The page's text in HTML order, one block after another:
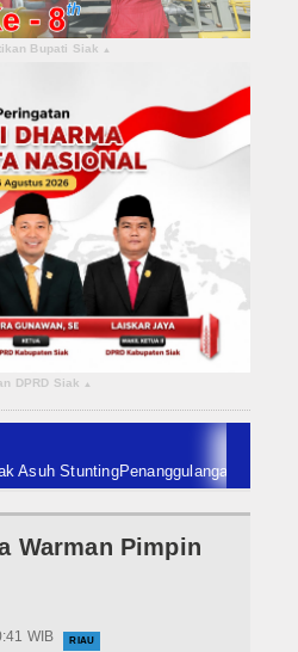
Bupati Siak ▴
DPRD Siak ▴
Penanggulangan Karhutla di
Warman Pimpin
WIB
RIAU